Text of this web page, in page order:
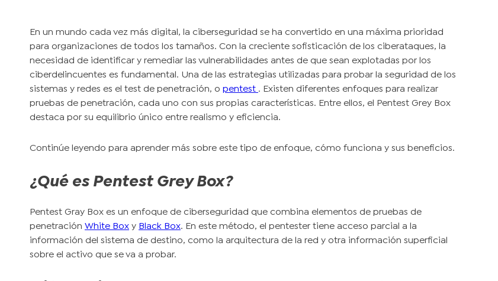
En un mundo cada vez más digital, la ciberseguridad se ha convertido en una máxima prioridad
para organizaciones de todos los tamaños. Con la creciente sofisticación de los ciberataques, la
necesidad de identificar y remediar las vulnerabilidades antes de que sean explotadas por los
ciberdelincuentes es fundamental. Una de las estrategias utilizadas para probar la seguridad de los
sistemas y redes es el test de penetración, o pentest . Existen diferentes enfoques para realizar
pruebas de penetración, cada uno con sus propias características. Entre ellos, el Pentest Grey Box
destaca por su equilibrio único entre realismo y eficiencia.
Continúe leyendo para aprender más sobre este tipo de enfoque, cómo funciona y sus beneficios.
¿Qué es Pentest Grey Box?
Pentest Gray Box es un enfoque de ciberseguridad que combina elementos de pruebas de
penetración White Box y Black Box. En este método, el pentester tiene acceso parcial a la
información del sistema de destino, como la arquitectura de la red y otra información superficial
sobre el activo que se va a probar.